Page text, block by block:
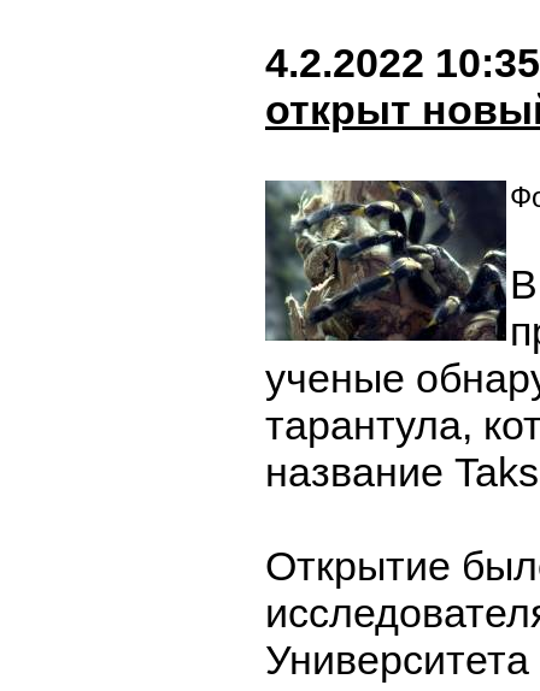
4.2.2022 10:35
открыт
ученые
тарантула,
название
Открытие